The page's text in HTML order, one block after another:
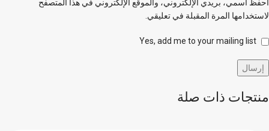
احفظ اسمي، بريدي الإلكتروني، والموقع الإلكتروني في هذا المتصفح
لاستخدامها المرة المقبلة في تعليقي.
منتجات ذات صلة